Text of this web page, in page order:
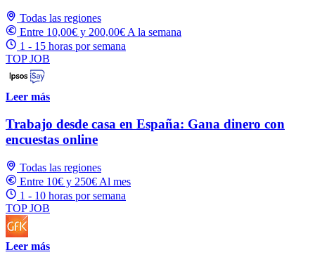
Todas las regiones
Entre 10,00€ y 200,00€ A la semana
1 - 15 horas por semana
TOP JOB
Leer más
Trabajo desde casa en España: Gana dinero con
encuestas online
Todas las regiones
Entre 10€ y 250€ Al mes
1 - 10 horas por semana
TOP JOB
Leer más